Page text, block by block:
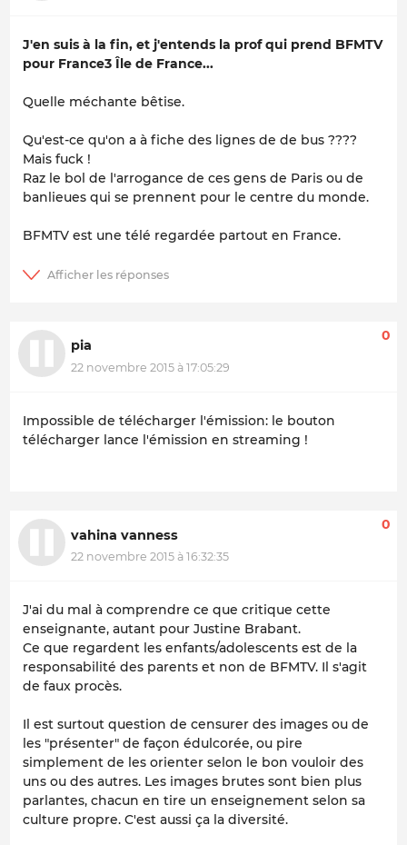
J'en suis à la fin, et j'entends la prof qui prend BFMTV
pour France3 Île de France...
Quelle méchante bêtise.
Qu'est-ce qu'on a à fiche des lignes de de bus ????
Mais fuck !
Raz le bol de l'arrogance de ces gens de Paris ou de
banlieues qui se prennent pour le centre du monde.
BFMTV est une télé regardée partout en France.
pia
22 novembre 2015 à 17:05:29
0
Impossible de télécharger l'émission: le bouton
télécharger lance l'émission en streaming !
vahina vanness
22 novembre 2015 à 16:32:35
0
J'ai du mal à comprendre ce que critique cette
enseignante, autant pour Justine Brabant.
Ce que regardent les enfants/adolescents est de la
responsabilité des parents et non de BFMTV. Il s'agit
de faux procès.
Il est surtout question de censurer des images ou de
les "présenter" de façon édulcorée, ou pire
simplement de les orienter selon le bon vouloir des
uns ou des autres. Les images brutes sont bien plus
parlantes, chacun en tire un enseignement selon sa
culture propre. C'est aussi ça la diversité.